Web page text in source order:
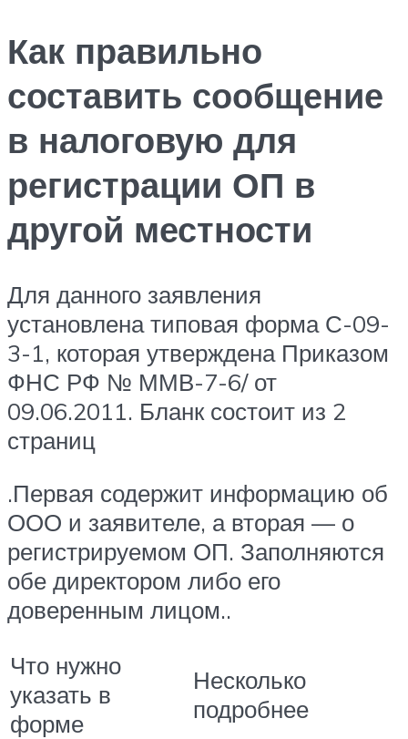
Как правильно
составить сообщение
в налоговую для
регистрации ОП в
другой местности
Для данного заявления
установлена типовая форма С-09-
3-1, которая утверждена Приказом
ФНС РФ № ММВ-7-6/ от
09.06.2011. Бланк состоит из 2
страниц
.Первая содержит информацию об
ООО и заявителе, а вторая — о
регистрируемом ОП. Заполняются
обе директором либо его
доверенным лицом..
Что нужно
указать в
форме
Несколько
подробнее